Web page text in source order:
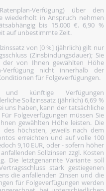
Verfügung) über den
wiederholt in Anspruch nehmen
bis 15.000 €. 6,90 %
auf unbestimmte Zeit.
von [0 %] (jährlich) gilt nur
(Zinsbindungsdauer); Sie
der von Ihnen gewählten Höhe
nicht innerhalb der
für Folgeverfügungen.
und künftige Verfügungen
Sollzinssatz (jährlich) 6,69 %
uns haben, kann der tatsächliche
Folgeverfügungen müssen Sie
gewählten Höhe leisten. Die
höchsten, jeweils nach dem
erreichten und auf volle 100
9,10 EUR, oder - sofern höher
Sollzinsen zzgl. Kosten
Die letztgenannte Variante soll
stark gestiegenen
die anfallenden Zinsen und die
für Folgeverfügungen werden